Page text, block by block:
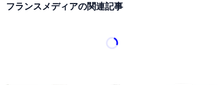
フランスメディアの関連記事